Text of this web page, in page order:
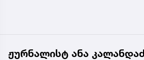
ჟურნალისტ ანა